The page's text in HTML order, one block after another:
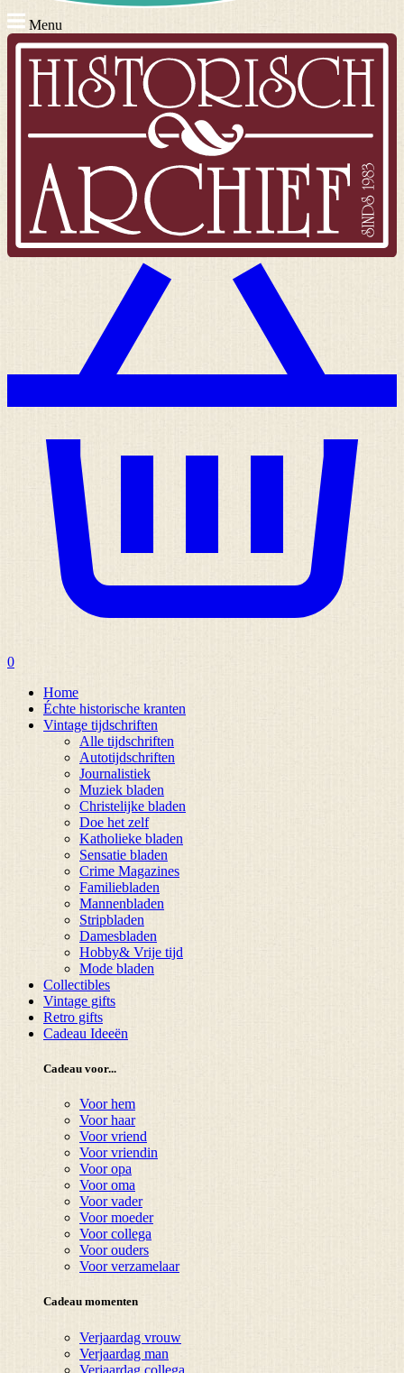
Menu
0
Home
Échte historische kranten
Vintage tijdschriften
Alle tijdschriften
Autotijdschriften
Journalistiek
Muziek bladen
Christelijke bladen
Doe het zelf
Katholieke bladen
Sensatie bladen
Crime Magazines
Familiebladen
Mannenbladen
Stripbladen
Damesbladen
Hobby& Vrije tijd
Mode bladen
Collectibles
Vintage gifts
Retro gifts
Cadeau Ideeën
Cadeau voor...
Voor hem
Voor haar
Voor vriend
Voor vriendin
Voor opa
Voor oma
Voor vader
Voor moeder
Voor collega
Voor ouders
Voor verzamelaar
Cadeau momenten
Verjaardag vrouw
Verjaardag man
Verjaardag collega